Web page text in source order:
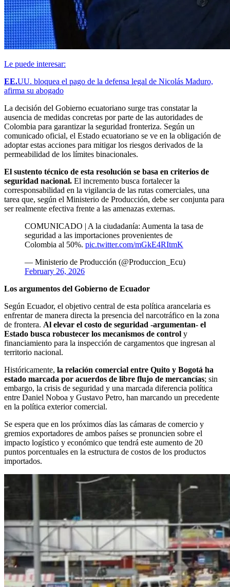
Le puede interesar:
EE.UU. bloquea el pago de la defensa legal de Nicolás Maduro,
afirma su abogado
La decisión del Gobierno ecuatoriano surge tras constatar la
ausencia de medidas concretas por parte de las autoridades de
Colombia para garantizar la seguridad fronteriza. Según un
comunicado oficial, el Estado ecuatoriano se ve en la obligación de
adoptar estas acciones para mitigar los riesgos derivados de la
permeabilidad de los límites binacionales.
El sustento técnico de esta resolución se basa en criterios de
seguridad nacional. El incremento busca fortalecer la
corresponsabilidad en la vigilancia de las rutas comerciales, una
tarea que, según el Ministerio de Producción, debe ser conjunta para
ser realmente efectiva frente a las amenazas externas.
COMUNICADO | A la ciudadanía: Aumenta la tasa de
seguridad a las importaciones provenientes de
Colombia al 50%. pic.twitter.com/mGkE4RItmK
— Ministerio de Producción (@Produccion_Ecu)
February 26, 2026
Los argumentos del Gobierno de Ecuador
Según Ecuador, el objetivo central de esta política arancelaria es
enfrentar de manera directa la presencia del narcotráfico en la zona
de frontera. Al elevar el costo de seguridad -argumentan- el
Estado busca robustecer los mecanismos de control y
financiamiento para la inspección de cargamentos que ingresan al
territorio nacional.
Históricamente, la relación comercial entre Quito y Bogotá ha
estado marcada por acuerdos de libre flujo de mercancías; sin
embargo, la crisis de seguridad y una marcada diferencia política
entre Daniel Noboa y Gustavo Petro, han marcando un precedente
en la política exterior comercial.
Se espera que en los próximos días las cámaras de comercio y
gremios exportadores de ambos países se pronuncien sobre el
impacto logístico y económico que tendrá este aumento de 20
puntos porcentuales en la estructura de costos de los productos
importados.